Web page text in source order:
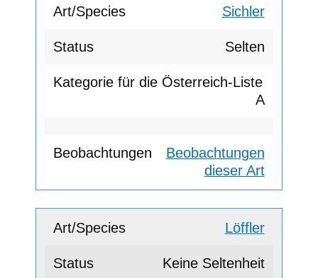
Sichler
Selten
A
Beobachtungen
dieser Art
Löffler
Keine Seltenheit